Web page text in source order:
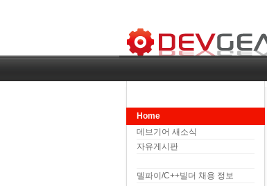
Home
데브기어 새소식
자유게시판
델파이/C++빌더 채용 정보